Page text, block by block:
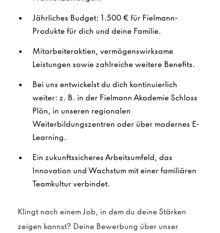
Jährliches Budget: 1.500 € für Fielmann-
Produkte für dich und deine Familie.
Mitarbeiteraktien, vermögenswirksame
Leistungen sowie zahlreiche weitere Benefits.
Bei uns entwickelst du dich kontinuierlich
weiter: z. B. in der Fielmann Akademie Schloss
Plön, in unseren regionalen
Weiterbildungszentren oder über modernes E-
Learning.
Ein zukunftssicheres Arbeitsumfeld, das
Innovation und Wachstum mit einer familiären
Teamkultur verbindet.
Klingt nach einem Job, in dem du deine Stärken
zeigen kannst? Deine Bewerbung über unser